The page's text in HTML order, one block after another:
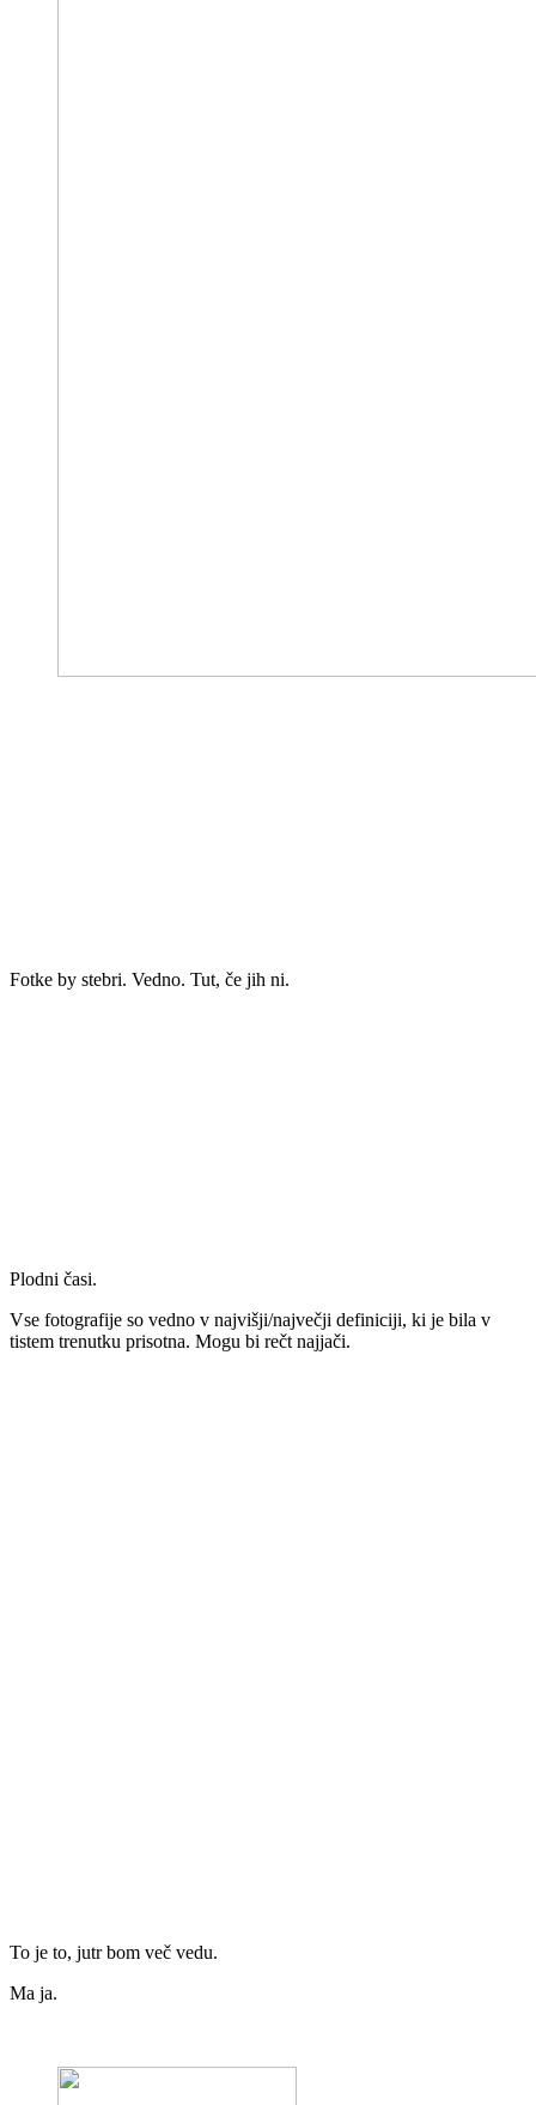
Fotke by stebri. Vedno. Tut, če jih ni.
Plodni časi.
Vse fotografije so vedno v najvišji/največji definiciji, ki je bila v
tistem trenutku prisotna. Mogu bi rečt najjači.
To je to, jutr bom več vedu.
Ma ja.